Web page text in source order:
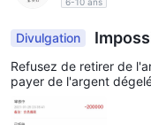
Divulgation
Refusez de retirer de
payer de l'argent